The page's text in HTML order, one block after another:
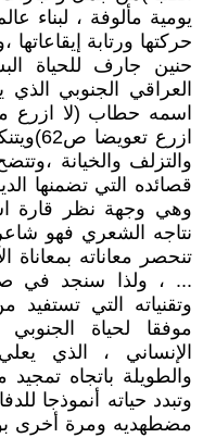
يومية مألوفة ، لبناء
حركتها ورتابة
حنين جارف للحياة
العراقي الجنوبي
اسمه حطاب (لا ازرع
ازرع
والتزلف والخيانة
قصائده التي تضمنها
وهي وجهة نظر قارة
نتاجه الشعري فهو
تنحصر معاناته
... ، ولذا سنجد في
وتقنياته التي تستفيد
موفقا لحياة الجنوبي
الإنساني ، الذي
والطويلة باتجاه
وتبدد حياته أنموذجا
مضطهديه ومرة أخرى